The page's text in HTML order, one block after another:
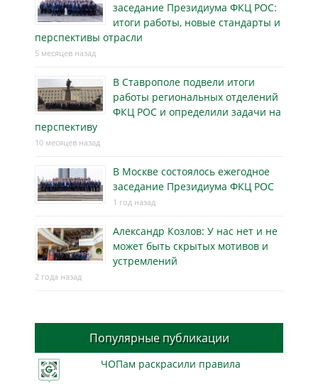
заседание Президиума ФКЦ РОС:
итоги работы, новые стандарты и
перспективы отрасли
5 месяцев назад
В Ставрополе подвели итоги
работы региональных отделений
ФКЦ РОС и определили задачи на
перспективу
10 месяцев назад
В Москве состоялось ежегодное
заседание Президиума ФКЦ РОС
1 год назад
Александр Козлов: У нас нет и не
может быть скрытых мотивов и
устремлений
2 года назад
Популярные публикации
ЧОПам раскрасили правила